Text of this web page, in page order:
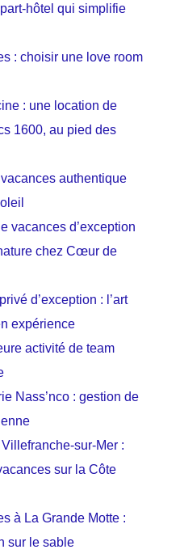
hôtel qui simplifie
: choisir une love room
: une location de
1600, au pied des
authentique
vacances d’exception
chez Cœur de
d’exception : l’art
expérience
activité de team
Nass’nco : gestion de
sur-Mer :
sur la Côte
à La Grande Motte :
sur le sable